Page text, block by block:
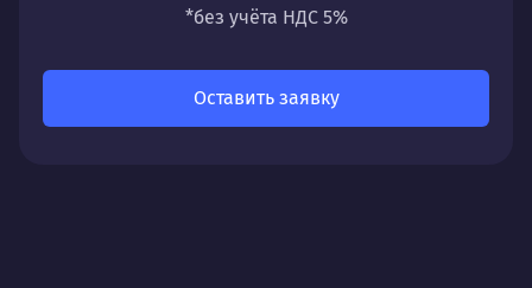
направлений: стратегии, настройки,
*без учёта НДС 5%
Оставить заявку